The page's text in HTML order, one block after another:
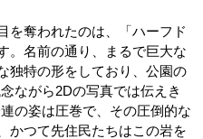
奪われたのは、「ハーフド
。名前の通り、まるで巨大な
独特の形をしており、公園の
ながら2Dの写真では伝えき
の姿は圧巻で、その圧倒的な
かつて先住民たちはこの岩を